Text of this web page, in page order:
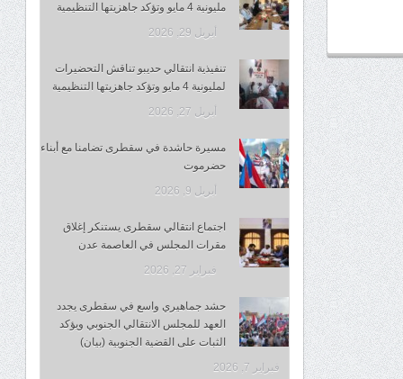
مليونية 4 مايو وتؤكد جاهزيتها التنظيمية
أبريل 29, 2026
تنفيذية انتقالي حديبو تناقش التحضيرات
لمليونية 4 مايو وتؤكد جاهزيتها التنظيمية
أبريل 27, 2026
مسيرة حاشدة في سقطرى تضامنا مع أبناء
حضرموت
أبريل 9, 2026
اجتماع انتقالي سقطرى يستنكر إغلاق
مقرات المجلس في العاصمة عدن
فبراير 27, 2026
حشد جماهيري واسع في سقطرى يجدد
العهد للمجلس الانتقالي الجنوبي ويؤكد
الثبات على القضية الجنوبية (بيان)
فبراير 7, 2026